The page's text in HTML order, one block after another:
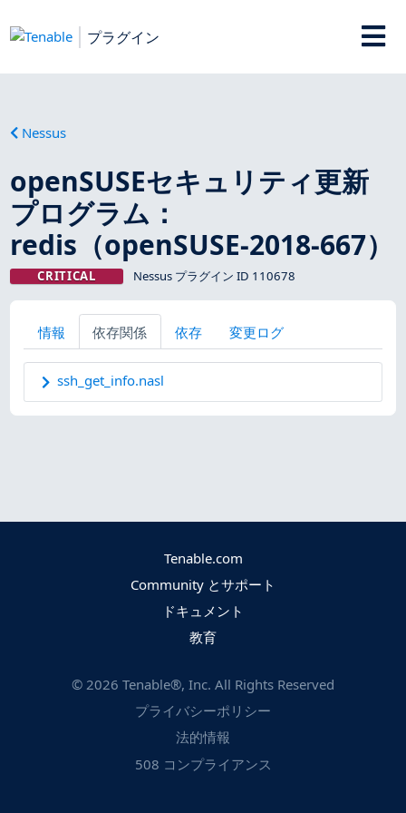
プラグイン
Nessus
openSUSEセキュリティ更新
プログラム：
redis（openSUSE-2018-667）
CRITICAL Nessus プラグイン ID 110678
情報 依存関係 依存 変更ログ
ssh_get_info.nasl
Tenable.com
Community とサポート
ドキュメント
教育
© 2026 Tenable®, Inc. All Rights Reserved
プライバシーポリシー
法的情報
508 コンプライアンス